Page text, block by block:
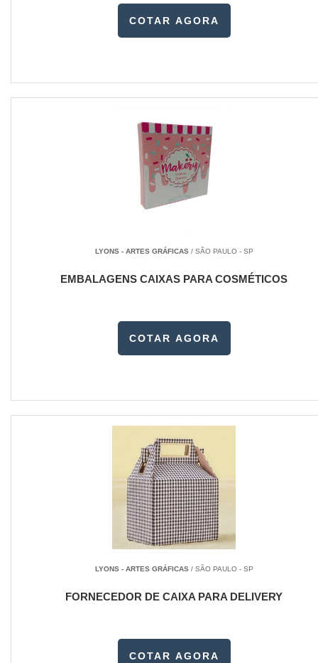
COTAR AGORA
LYONS - ARTES GRÁFICAS/ SÃO PAULO - SP
EMBALAGENS CAIXAS PARA COSMÉTICOS
COTAR AGORA
LYONS - ARTES GRÁFICAS/ SÃO PAULO - SP
FORNECEDOR DE CAIXA PARA DELIVERY
COTAR AGORA